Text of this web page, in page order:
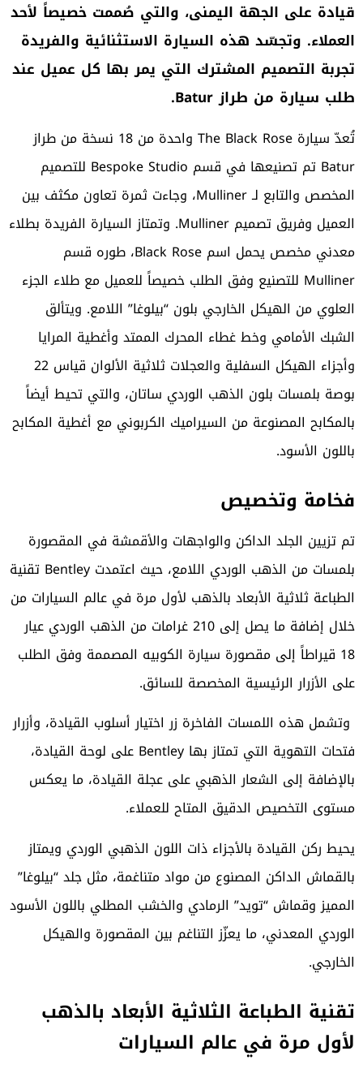
قيادة على الجهة اليمنى، والتي صُممت خصيصاً لأحد
العملاء. وتجسّد هذه السيارة الاستثنائية والفريدة
تجربة التصميم المشترك التي يمر بها كل عميل عند
طلب سيارة من طراز Batur.
تُعدّ سيارة The Black Rose واحدة من 18 نسخة من طراز
Batur تم تصنيعها في قسم Bespoke Studio للتصميم
المخصص والتابع لـ Mulliner، وجاءت ثمرة تعاون مكثف بين
العميل وفريق تصميم Mulliner. وتمتاز السيارة الفريدة بطلاء
معدني مخصص يحمل اسم Black Rose، طوره قسم
Mulliner للتصنيع وفق الطلب خصيصاً للعميل مع طلاء الجزء
العلوي من الهيكل الخارجي بلون “بيلوغا” اللامع. ويتألق
الشبك الأمامي وخط غطاء المحرك الممتد وأغطية المرايا
وأجزاء الهيكل السفلية والعجلات ثلاثية الألوان قياس 22
بوصة بلمسات بلون الذهب الوردي ساتان، والتي تحيط أيضاً
بالمكابح المصنوعة من السيراميك الكربوني مع أغطية المكابح
باللون الأسود.
فخامة وتخصيص
تم تزيين الجلد الداكن والواجهات والأقمشة في المقصورة
بلمسات من الذهب الوردي اللامع، حيث اعتمدت Bentley تقنية
الطباعة ثلاثية الأبعاد بالذهب لأول مرة في عالم السيارات من
خلال إضافة ما يصل إلى 210 غرامات من الذهب الوردي عيار
18 قيراطاً إلى مقصورة سيارة الكوبيه المصممة وفق الطلب
على الأزرار الرئيسية المخصصة للسائق.
وتشمل هذه اللمسات الفاخرة زر اختيار أسلوب القيادة، وأزرار
فتحات التهوية التي تمتاز بها Bentley على لوحة القيادة،
بالإضافة إلى الشعار الذهبي على عجلة القيادة، ما يعكس
مستوى التخصيص الدقيق المتاح للعملاء.
يحيط ركن القيادة بالأجزاء ذات اللون الذهبي الوردي ويمتاز
بالقماش الداكن المصنوع من مواد متناغمة، مثل جلد “بيلوغا”
المميز وقماش “تويد” الرمادي والخشب المطلي باللون الأسود
الوردي المعدني، ما يعزّز التناغم بين المقصورة والهيكل
الخارجي.
تقنية الطباعة الثلاثية الأبعاد بالذهب
لأول مرة في عالم السيارات